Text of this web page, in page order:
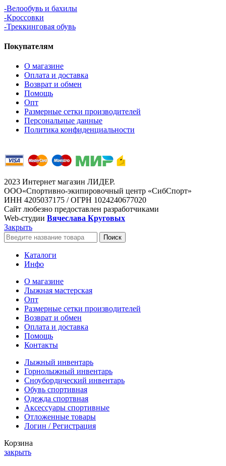
-Велообувь и бахилы
-Кроссовки
-Треккинговая обувь
Покупателям
О магазине
Оплата и доставка
Возврат и обмен
Помощь
Опт
Размерные сетки производителей
Персональные данные
Политика конфиденциальности
2023 Интернет магазин ЛИДЕР.
ООО«Спортивно-экипировочный центр «СибСпорт»
ИНН 4205037175 / ОГРН 1024240677020
Сайт любезно предоставлен разработчиками
Web-студии Вячеслава Круговых
Закрыть
Поиск
Каталоги
Инфо
О магазине
Лыжная мастерская
Опт
Размерные сетки производителей
Возврат и обмен
Оплата и доставка
Помощь
Контакты
Лыжный инвентарь
Горнолыжный инвентарь
Сноубордический инвентарь
Обувь спортивная
Одежда спортвная
Аксессуары спортивные
Отложенные товары
Логин / Регистрация
Корзина
закрыть